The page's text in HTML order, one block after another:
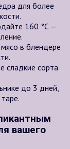
для более
160 °C —
в блендере
сладкие сорта
до 3 дней,
вашего